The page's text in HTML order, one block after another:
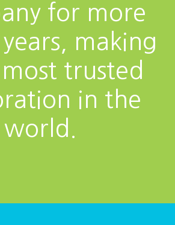
for more
making
trusted
in the
world.